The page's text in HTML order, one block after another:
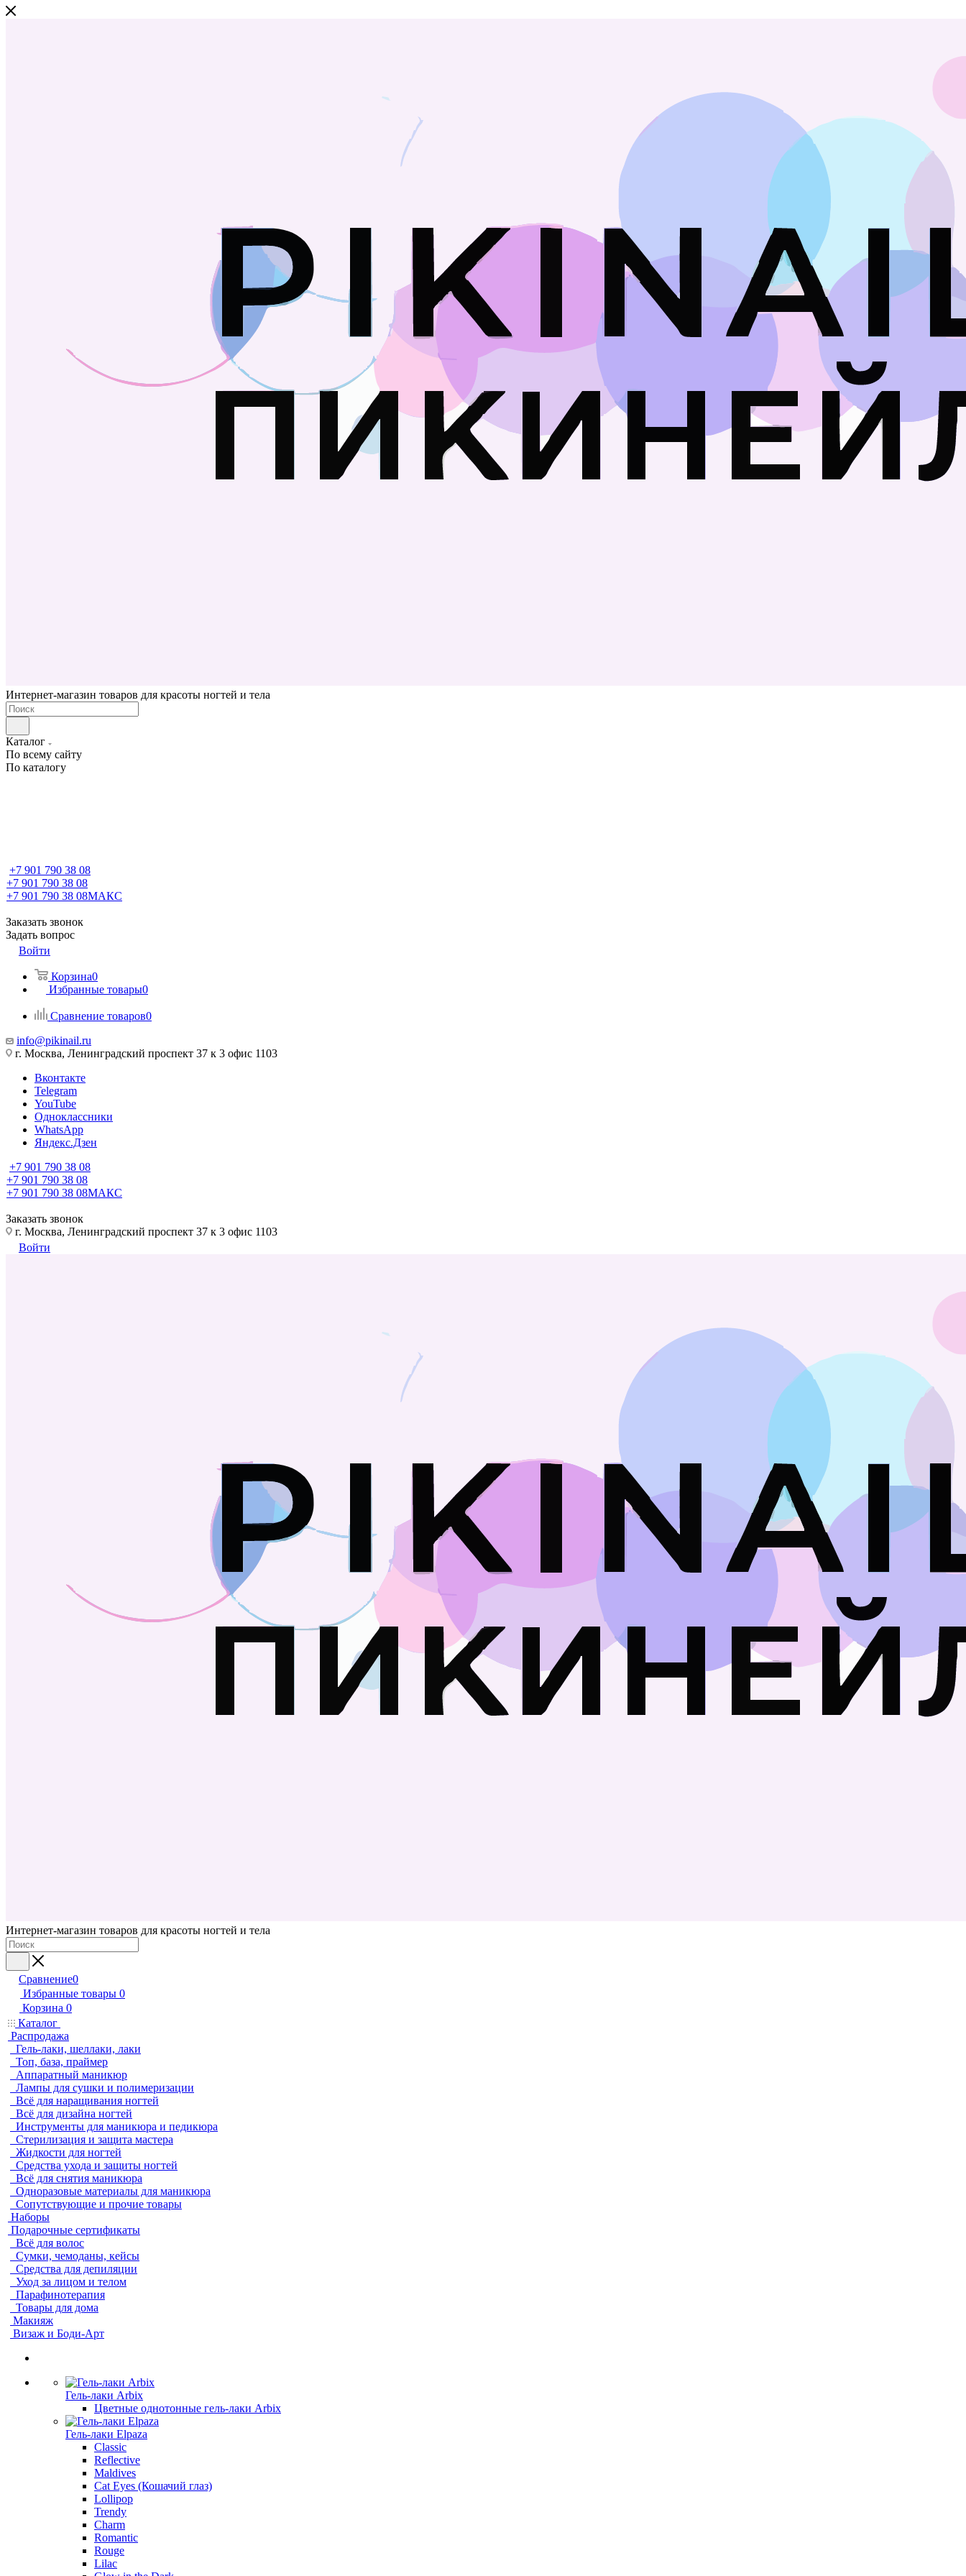
Интернет-магазин товаров для красоты ногтей и тела
Каталог
По всему сайту
По каталогу
+7 901 790 38 08
+7 901 790 38 08
+7 901 790 38 08МАКС
Заказать звонок
Задать вопрос
Войти
Корзина0
Избранные товары0
Сравнение товаров0
info@pikinail.ru
г. Москва, Ленинградский проспект 37 к 3 офис 1103
Вконтакте
Telegram
YouTube
Одноклассники
WhatsApp
Яндекс.Дзен
+7 901 790 38 08
+7 901 790 38 08
+7 901 790 38 08МАКС
Заказать звонок
г. Москва, Ленинградский проспект 37 к 3 офис 1103
Войти
Интернет-магазин товаров для красоты ногтей и тела
Сравнение0
Избранные товары 0
Корзина 0
Каталог
Распродажа
Гель-лаки, шеллаки, лаки
Топ, база, праймер
Аппаратный маникюр
Лампы для сушки и полимеризации
Всё для наращивания ногтей
Всё для дизайна ногтей
Инструменты для маникюра и педикюра
Стерилизация и защита мастера
Жидкости для ногтей
Средства ухода и защиты ногтей
Всё для снятия маникюра
Одноразовые материалы для маникюра
Сопутствующие и прочие товары
Наборы
Подарочные сертификаты
Всё для волос
Сумки, чемоданы, кейсы
Средства для депиляции
Уход за лицом и телом
Парафинотерапия
Товары для дома
Макияж
Визаж и Боди-Арт
Гель-лаки Arbix
Цветные однотонные гель-лаки Arbix
Гель-лаки Elpaza
Classic
Reflective
Maldives
Cat Eyes (Кошачий глаз)
Lollipop
Trendy
Charm
Romantic
Rouge
Lilac